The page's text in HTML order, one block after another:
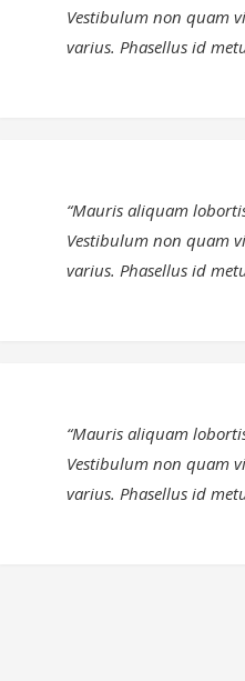
Vestibulum non quam
varius. Phasellus id
“Mauris aliquam
Vestibulum non quam
varius. Phasellus id
“Mauris aliquam
Vestibulum non quam
varius. Phasellus id